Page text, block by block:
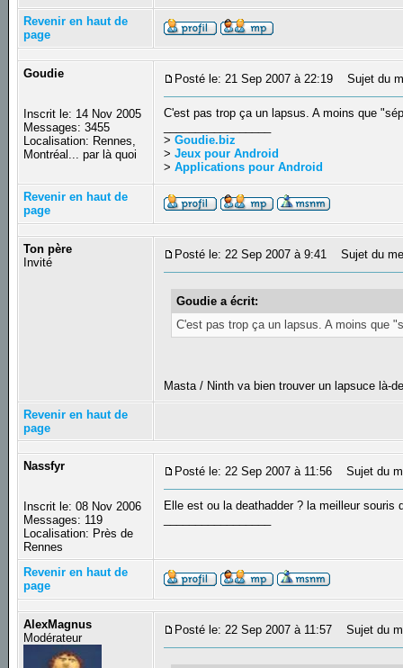
Revenir en haut de
page
Goudie
Inscrit le: 14 Nov 2005
Messages: 3455
Localisation: Rennes,
Montréal... par là quoi
Posté le: 21 Sep 2007 à 22:19 Sujet du
C'est pas trop ça un lapsus. A moins que
>Goudie.biz
>Jeux pour Android
>Applications pour Android
Revenir en haut de
page
Ton père
Invité
Posté le: 22 Sep 2007 à 9:41 Sujet du
Goudie a écrit:
C'est pas trop ça un lapsus. A moins que
Masta / Ninth va bien trouver un lapsuce là-
Revenir en haut de
page
Nassfyr
Inscrit le: 08 Nov 2006
Messages: 119
Localisation: Près de
Rennes
Posté le: 22 Sep 2007 à 11:56 Sujet du
Elle est ou la deathadder ? la meilleur souris
Revenir en haut de
page
AlexMagnus
Modérateur
Posté le: 22 Sep 2007 à 11:57 Sujet du